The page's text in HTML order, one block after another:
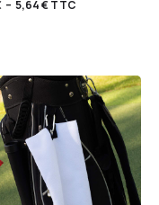
– 5,64€TTC